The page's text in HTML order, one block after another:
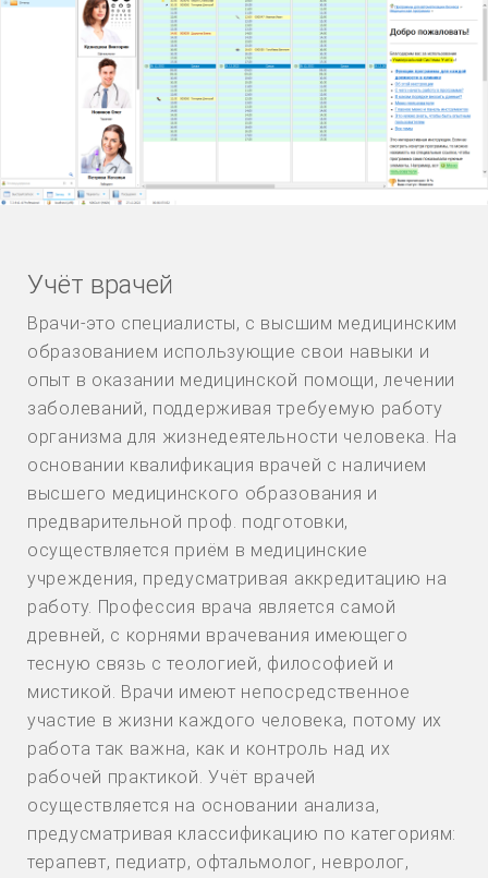
Учёт врачей
Врачи-это специалисты, с высшим медицинским
образованием использующие свои навыки и
опыт в оказании медицинской помощи, лечении
заболеваний, поддерживая требуемую работу
организма для жизнедеятельности человека. На
основании квалификация врачей с наличием
высшего медицинского образования и
предварительной проф. подготовки,
осуществляется приём в медицинские
учреждения, предусматривая аккредитацию на
работу. Профессия врача является самой
древней, с корнями врачевания имеющего
тесную связь с теологией, философией и
мистикой. Врачи имеют непосредственное
участие в жизни каждого человека, потому их
работа так важна, как и контроль над их
рабочей практикой. Учёт врачей
осуществляется на основании анализа,
предусматривая классификацию по категориям:
терапевт, педиатр, офтальмолог, невролог,